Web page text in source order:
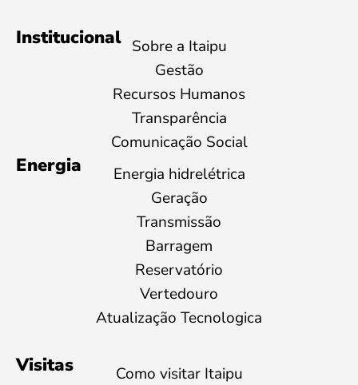
Institucional Sobre a Itaipu
Gestão
Recursos Humanos
Transparência
Comunicação Social
Energia
Energia hidrelétrica
Geração
Transmissão
Barragem
Reservatório
Vertedouro
Atualização Tecnologica
Visitas
Como visitar Itaipu